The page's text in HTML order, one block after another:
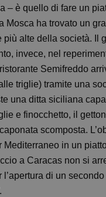
– è quello di fare un
Mosca ha trovato un
alte della società. Il
invece, nel
Semifreddo
triglie) tramite una
una ditta siciliana
e finocchetto, il
scomposta.
in un
a Caracas non si
di un